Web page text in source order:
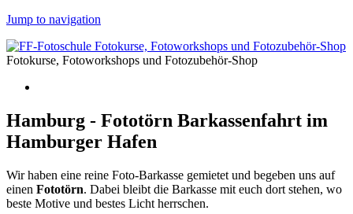
Jump to navigation
Fotokurse, Fotoworkshops und Fotozubehör-Shop
Hamburg - Fototörn Barkassenfahrt im
Hamburger Hafen
Wir haben eine reine Foto-Barkasse gemietet und begeben uns auf
einen Fototörn. Dabei bleibt die Barkasse mit euch dort stehen, wo
beste Motive und bestes Licht herrschen.